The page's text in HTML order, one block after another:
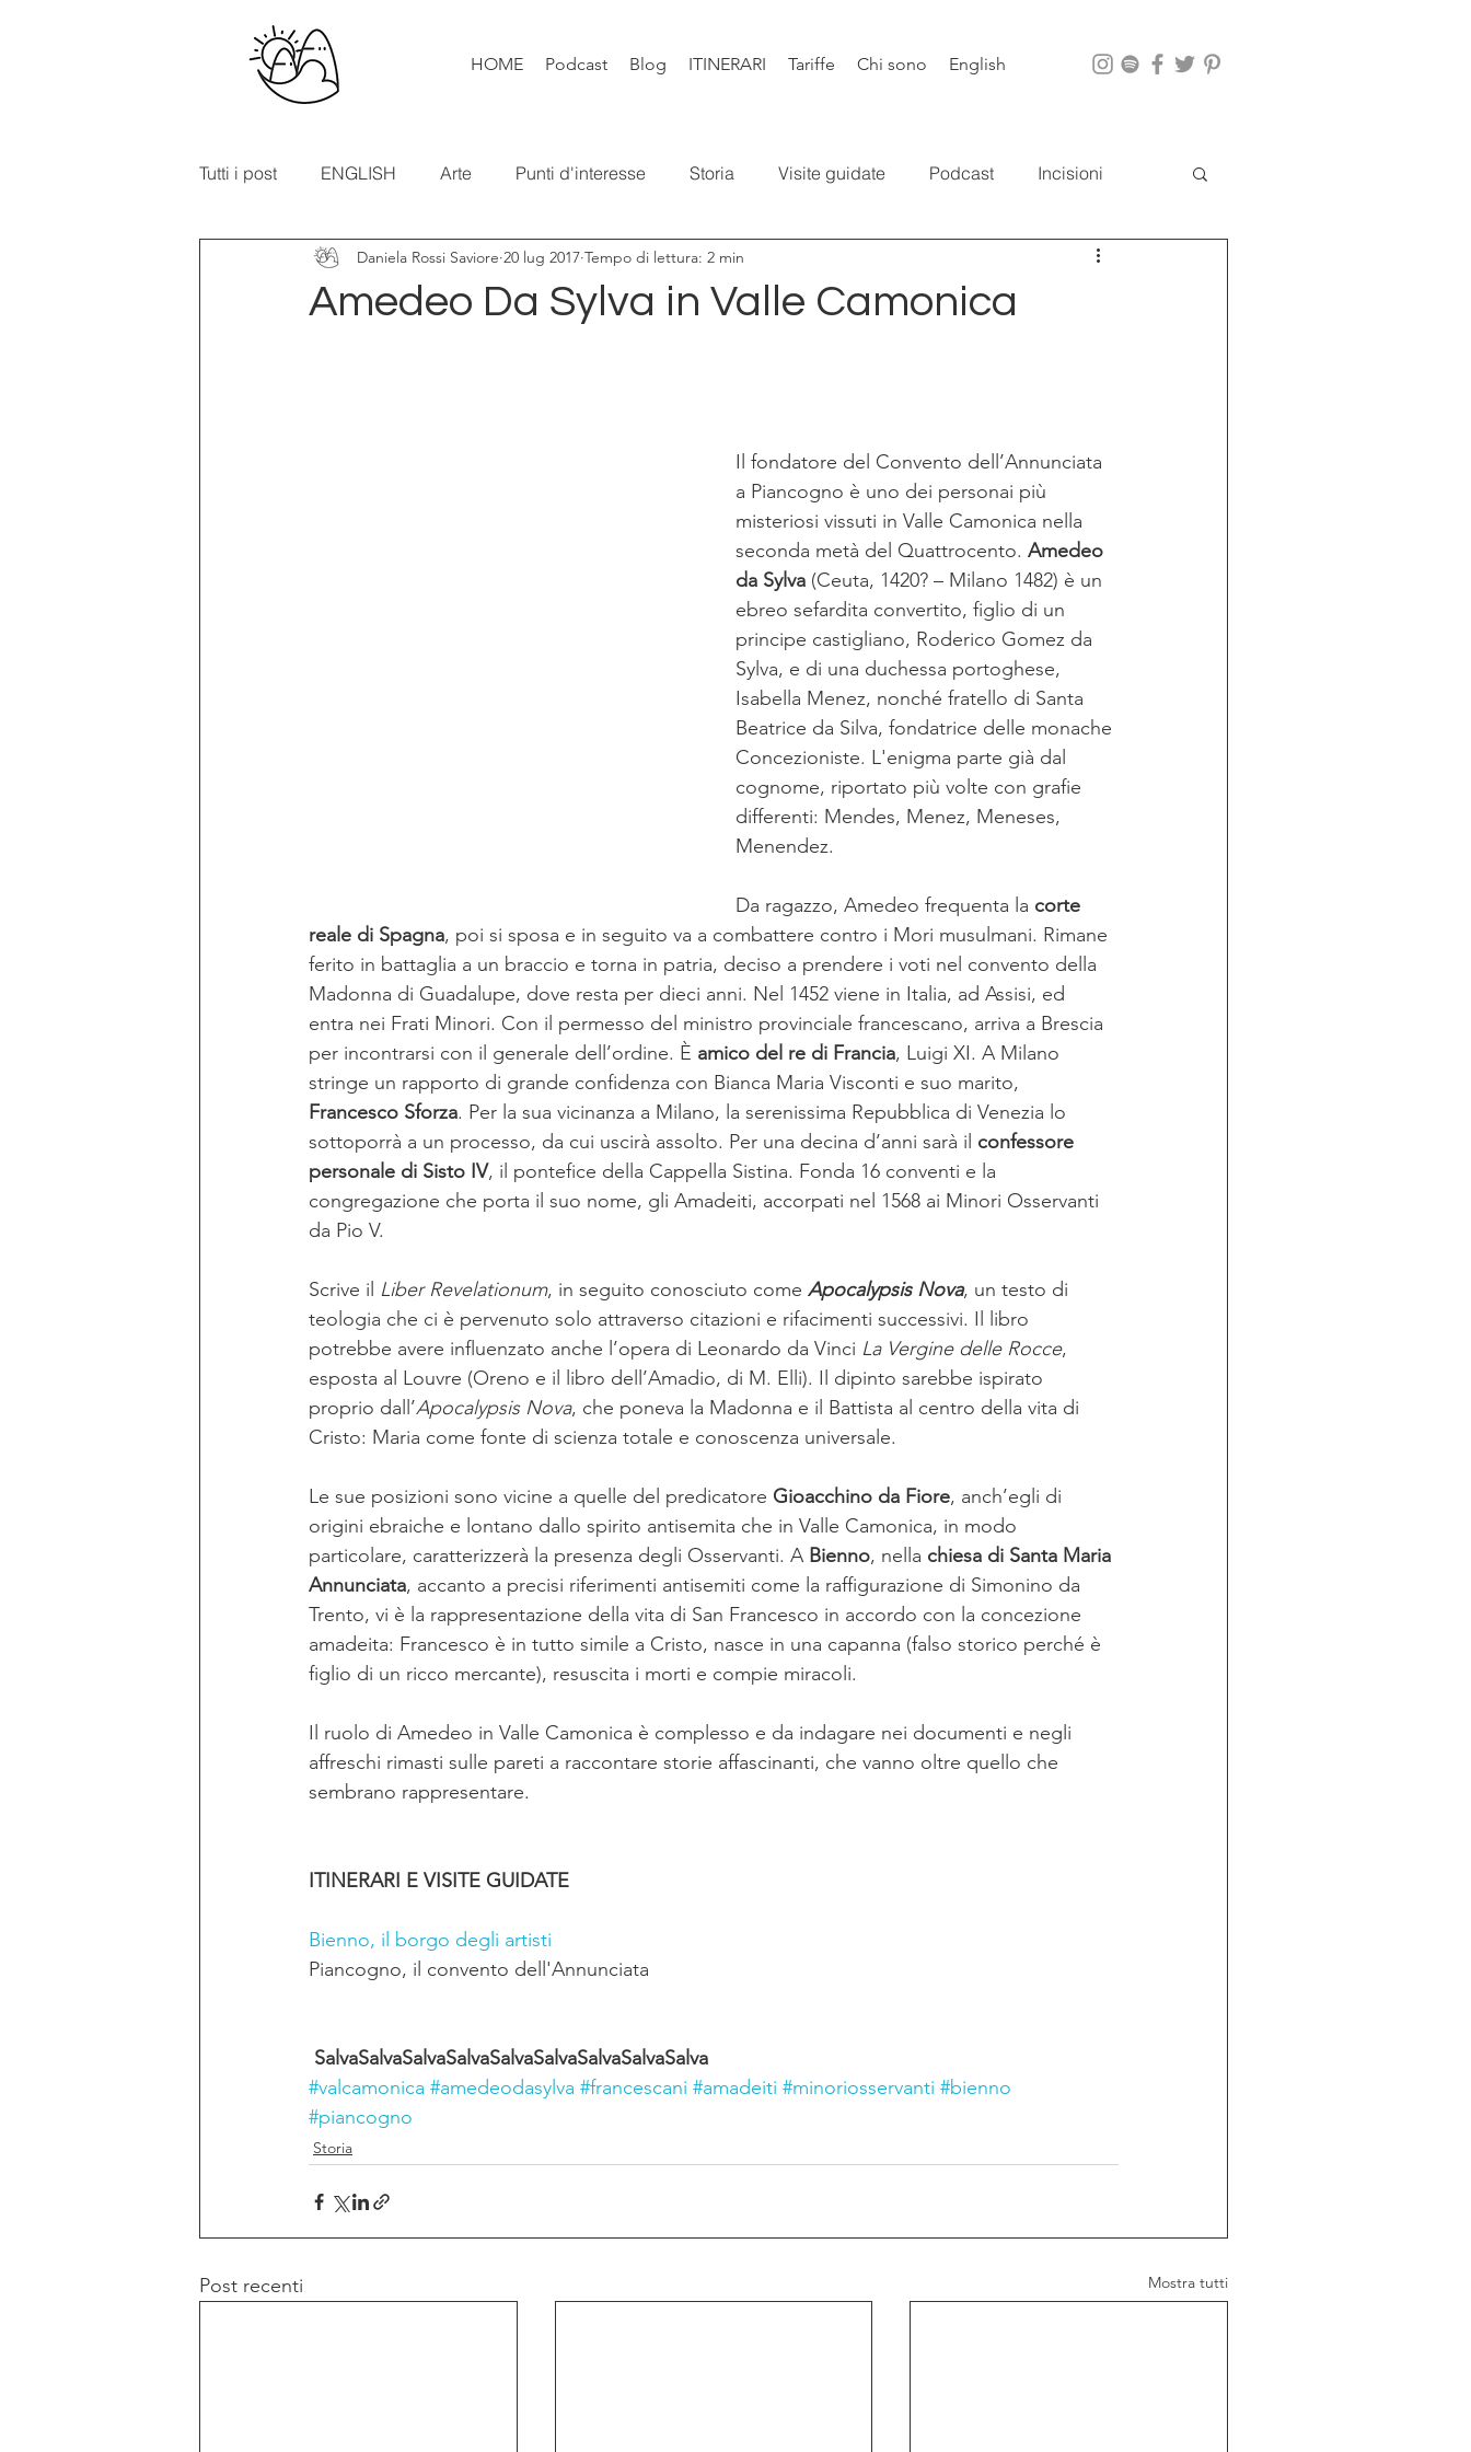
HOME Podcast Blog ITINERARI Tariffe Chi sono English
Tutti i post ENGLISH Arte Punti d'interesse Storia Visite guidate Podcast Incisioni
Cibo e vino Turismo Leggende Santi e Bibbia
Amedeo Da Sylva in Valle Camonica
Daniela Rossi Saviore 20 lug 2017 Tempo di lettura: 2 min
Il fondatore del Convento dell’Annunciata
a Piancogno è uno dei personai più
misteriosi vissuti in Valle Camonica nella
seconda metà del Quattrocento. Amedeo
da Sylva (Ceuta, 1420? – Milano 1482) è un
ebreo sefardita convertito, figlio di un
principe castigliano, Roderico Gomez da
Sylva, e di una duchessa portoghese,
Isabella Menez, nonché fratello di Santa
Beatrice da Silva, fondatrice delle monache
Concezioniste. L'enigma parte già dal
cognome, riportato più volte con grafie
differenti: Mendes, Menez, Meneses,
Menendez.
Da ragazzo, Amedeo frequenta la corte
reale di Spagna, poi si sposa e in seguito va a combattere contro i Mori musulmani. Rimane
ferito in battaglia a un braccio e torna in patria, deciso a prendere i voti nel convento della
Madonna di Guadalupe, dove resta per dieci anni. Nel 1452 viene in Italia, ad Assisi, ed
entra nei Frati Minori. Con il permesso del ministro provinciale francescano, arriva a Brescia
per incontrarsi con il generale dell’ordine. È amico del re di Francia, Luigi XI. A Milano
stringe un rapporto di grande confidenza con Bianca Maria Visconti e suo marito,
Francesco Sforza. Per la sua vicinanza a Milano, la serenissima Repubblica di Venezia lo
sottoporrà a un processo, da cui uscirà assolto. Per una decina d’anni sarà il confessore
personale di Sisto IV, il pontefice della Cappella Sistina. Fonda 16 conventi e la
congregazione che porta il suo nome, gli Amadeiti, accorpati nel 1568 ai Minori Osservanti
da Pio V.
Scrive il Liber Revelationum, in seguito conosciuto come Apocalypsis Nova, un testo di
teologia che ci è pervenuto solo attraverso citazioni e rifacimenti successivi. Il libro
potrebbe avere influenzato anche l’opera di Leonardo da Vinci La Vergine delle Rocce,
esposta al Louvre (Oreno e il libro dell’Amadio, di M. Elli). Il dipinto sarebbe ispirato
proprio dall’Apocalypsis Nova, che poneva la Madonna e il Battista al centro della vita di
Cristo: Maria come fonte di scienza totale e conoscenza universale.
Le sue posizioni sono vicine a quelle del predicatore Gioacchino da Fiore, anch’egli di
origini ebraiche e lontano dallo spirito antisemita che in Valle Camonica, in modo
particolare, caratterizzerà la presenza degli Osservanti. A Bienno, nella chiesa di Santa Maria
Annunciata, accanto a precisi riferimenti antisemiti come la raffigurazione di Simonino da
Trento, vi è la rappresentazione della vita di San Francesco in accordo con la concezione
amadeita: Francesco è in tutto simile a Cristo, nasce in una capanna (falso storico perché è
figlio di un ricco mercante), resuscita i morti e compie miracoli.
Il ruolo di Amedeo in Valle Camonica è complesso e da indagare nei documenti e negli
affreschi rimasti sulle pareti a raccontare storie affascinanti, che vanno oltre quello che
sembrano rappresentare.
ITINERARI E VISITE GUIDATE
Bienno, il borgo degli artisti
Piancogno, il convento dell'Annunciata
SalvaSalvaSalvaSalvaSalvaSalvaSalvaSalvaSalva
#valcamonica #amedeodasylva #francescani #amadeiti #minoriosservanti #bienno
#piancogno
Storia
Post recenti Mostra tutti